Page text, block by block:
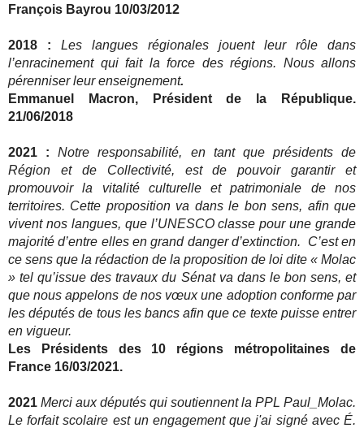
François Bayrou 10/03/2012
2018 : Les langues régionales jouent leur rôle dans
l’enracinement qui fait la force des régions. Nous allons
pérenniser leur enseignement.
Emmanuel Macron, Président de la République.
21/06/2018
2021 :Notre responsabilité, en tant que présidents de
Région et de Collectivité, est de pouvoir garantir et
promouvoir la vitalité culturelle et patrimoniale de nos
territoires. Cette proposition va dans le bon sens, afin que
vivent nos langues, que l’UNESCO classe pour une grande
majorité d’entre elles en grand danger d’extinction. C’est en
ce sens que la rédaction de la proposition de loi dite « Molac
» tel qu’issue des travaux du Sénat va dans le bon sens, et
que nous appelons de nos vœux une adoption conforme par
les députés de tous les bancs afin que ce texte puisse entrer
en vigueur.
Les Présidents des 10 régions métropolitaines de
France 16/03/2021.
2021 Merci aux députés qui soutiennent la PPL Paul_Molac.
Le forfait scolaire est un engagement que j'ai signé avec É.